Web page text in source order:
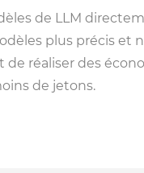
de LLM
plus précis et
réaliser des
de jetons.